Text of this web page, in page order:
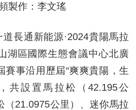
製作：李文瑤
通新能源·2024貴陽馬拉
湖區國際生態會議中心北廣
賽事沿用歷屆“爽爽貴陽，生
共設置馬拉松（42.195公
（21.0975公里）、迷你馬拉